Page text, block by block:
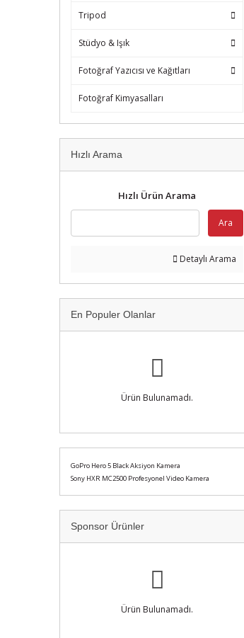
Tripod
Stüdyo & Işık
Fotoğraf Yazıcısı ve Kağıtları
Fotoğraf Kimyasalları
Hızlı Arama
Hızlı Ürün Arama
Ara
Detaylı Arama
En Populer Olanlar
Ürün Bulunamadı.
GoPro Hero 5 Black Aksiyon Kamera
Sony HXR MC2500 Profesyonel Video Kamera
Sponsor Ürünler
Ürün Bulunamadı.